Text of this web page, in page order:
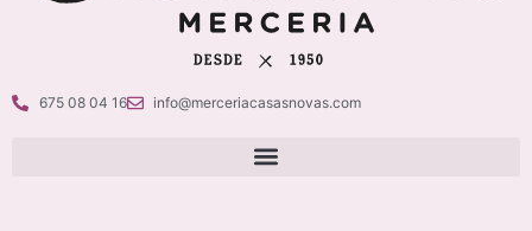
675 08 04 16 info@merceriacasasnovas.com